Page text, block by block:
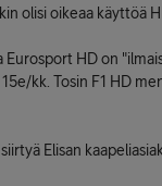
olisi oikeaa käyttöä
Eurosport HD on
kk. Tosin F1 HD
Elisan